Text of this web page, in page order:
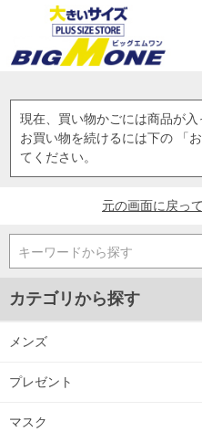
現在、買い物かごには商品が入
お買い物を続けるには下の 「
てください。
元の画面に戻っ
キーワードから探す
カテゴリから探す
メンズ
プレゼント
マスク